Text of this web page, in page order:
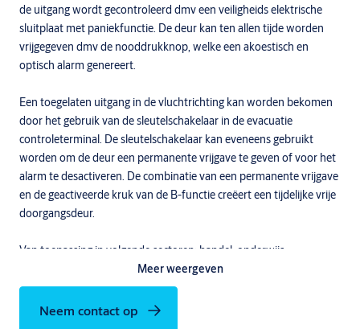
de uitgang wordt gecontroleerd dmv een veiligheids elektrische
sluitplaat met paniekfunctie. De deur kan ten allen tijde worden
vrijgegeven dmv de nooddrukknop, welke een akoestisch en
optisch alarm genereert.
Een toegelaten uitgang in de vluchtrichting kan worden bekomen
door het gebruik van de sleutelschakelaar in de evacuatie
controleterminal. De sleutelschakelaar kan eveneens gebruikt
worden om de deur een permanente vrijgave te geven of voor het
alarm te desactiveren. De combinatie van een permanente vrijgave
en de geactiveerde kruk van de B-functie creëert een tijdelijke vrije
doorgangsdeur.
Van toepassing in volgende sectoren: handel, onderwijs,
gezondheid, vrije tijd, shopping en kantoor.
Meer weergeven
Neem contact op